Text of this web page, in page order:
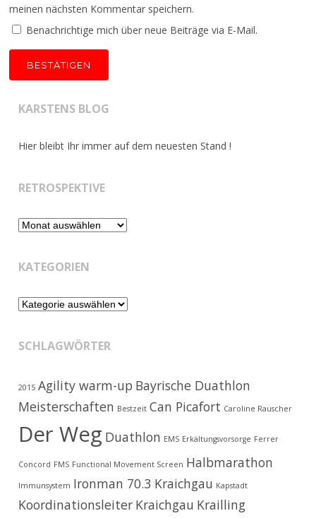
meinen nächsten Kommentar speichern.
Benachrichtige mich über neue Beiträge via E-Mail.
KARSTENS BLOG
Hier bleibt Ihr immer auf dem neuesten Stand !
RETROSPEKTIVE
Retrospektive
KATEGORIEN
Kategorien
SCHLAGWÖRTER
2015 Agility warm-up Bayrische Duathlon
Meisterschaften Bestzeit Can Picafort Caroline Rauscher
Der Weg Duathlon EMS Erkältungsvorsorge Ferrer
Concord FMS Functional Movement Screen Halbmarathon
Immunsystem Ironman 70.3 Kraichgau Kapstadt
Koordinationsleiter Kraichgau Krailling